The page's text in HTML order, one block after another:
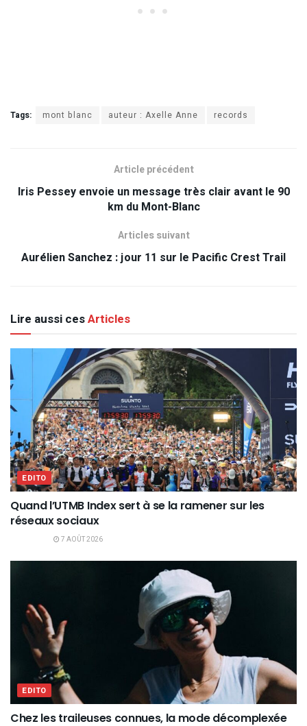
Tags: mont blanc auteur : Axelle Anne records
Article précédent
Iris Pessey envoie un message très clair avant le 90
km du Mont-Blanc
Articles suivant
Aurélien Sanchez : jour 11 sur le Pacific Crest Trail
Lire aussi cesArticles
EDITO
Quand l’UTMB Index sert à se la ramener sur les
réseaux sociaux
7 AOÛT 2026
EDITO
Chez les traileuses connues, la mode décomplexée